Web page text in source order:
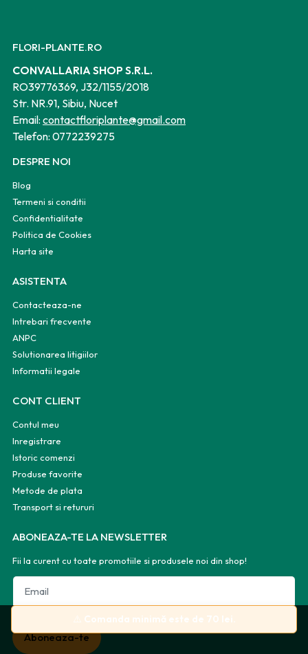
⚠️ Comanda minimă este de 70 lei.
FLORI-PLANTE.RO
CONVALLARIA SHOP S.R.L.
RO39776369, J32/1155/2018
Str. NR.91, Sibiu, Nucet
Email: contactfloriplante@gmail.com
Telefon: 0772239275
DESPRE NOI
Blog
Termeni si conditii
Confidentialitate
Politica de Cookies
Harta site
ASISTENTA
Contacteaza-ne
Intrebari frecvente
ANPC
Solutionarea litigiilor
Informatii legale
CONT CLIENT
Contul meu
Inregistrare
Istoric comenzi
Produse favorite
Metode de plata
Transport si retururi
ABONEAZA-TE LA NEWSLETTER
Fii la curent cu toate promotiile si produsele noi din shop!
Email
Aboneaza-te